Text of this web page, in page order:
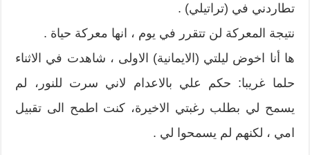
تطاردني في (تراتيلي) .
نتيجة المعركة لن تتقرر في يوم ، انها معركة حياة .
ها أنا اخوض ليلتي (الايمانية) الاولى ، شاهدت في الاثناء
حلما غريبا: حكم علي بالاعدام لاني سرت للنور، لم
يسمح لي بطلب رغبتي الاخيرة، كنت اطمح الى تقبيل
امي ، لكنهم لم يسمحوا لي .